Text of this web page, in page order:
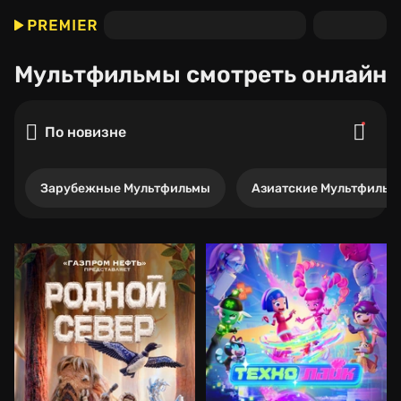
Мультфильмы смотреть онлайн
По новизне
Зарубежные Мультфильмы Азиатские